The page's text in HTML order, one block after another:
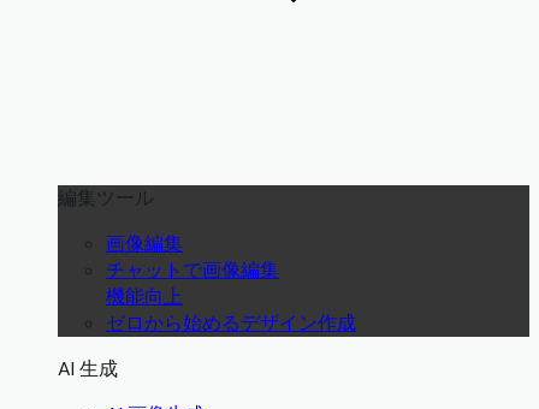
編集ツール
画像編集
チャットで画像編集
機能向上
ゼロから始めるデザイン作成
AI 生成